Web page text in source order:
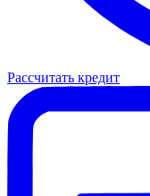
Рассчитать кредит